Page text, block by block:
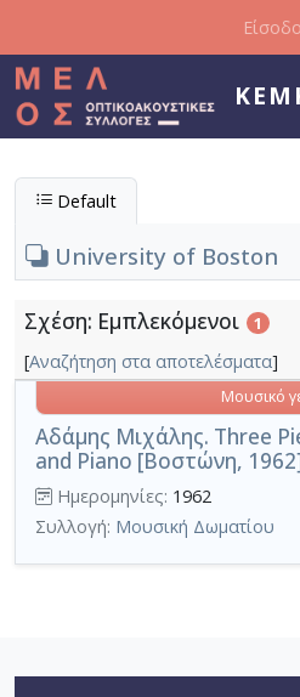
Default
University of Boston
Σχέση: Εμπλεκόμενοι 1
[Αναζήτηση στα αποτελέσματα]
Αδάμης Μιχάλης. Three
and Piano [Βοστώνη,
Μουσικό
Ημερομηνίες: 1962
Συλλογή: Μουσική Δωματίου